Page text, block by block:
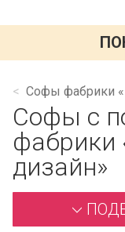
Софы фабрики
Софы с
фабрики
дизайн»